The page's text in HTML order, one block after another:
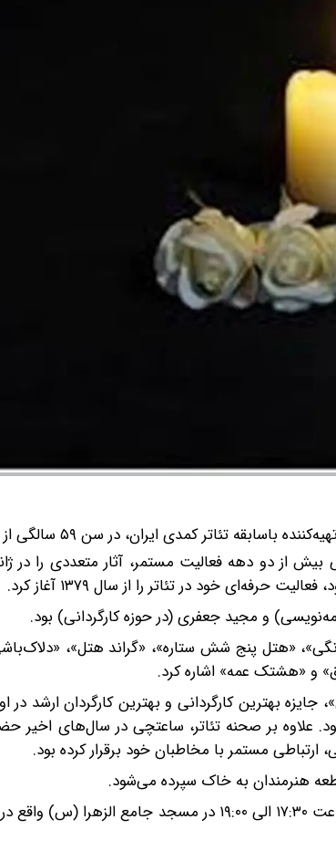
تئاتر کمدی ایران، در سن ۵۹ سالگی از دنیا رفت.
بیش از دو دهه فعالیت مستمر، آثار متعددی را در
و مجید جعفری (در حوزه کارگردانی) بود.
«هتل پنج شش ستاره»، «گراند هتل»،
و «هشتک عمه» اشاره کرد.
بهترین کارگردانی و بهترین کارگردان ارشد در
علاوه بر صحنه تئاتر، ساعتچی در سال‌های اخیر
مستمر با مخاطبان خود برقرار کرده بود.
همچنین مراسم سوم و هفتم آن مرحوم در روز سه‌شنبه ۱۲ خردادماه از ساعت ۱۷:۳۰ الی ۱۹:۰۰ در